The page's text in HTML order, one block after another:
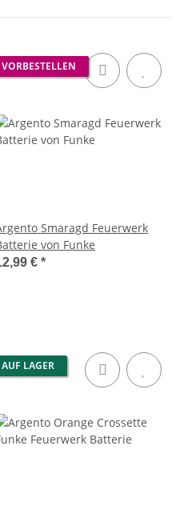
VORBESTELLEN
Smaragd Feuerwerk
von Funke
€ *
AUF LAGER